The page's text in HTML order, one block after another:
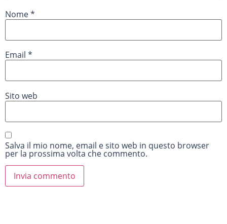
Nome*
Email *
Sito web
Salva il mio nome, email e sito web in questo browser
per la prossima volta che commento.